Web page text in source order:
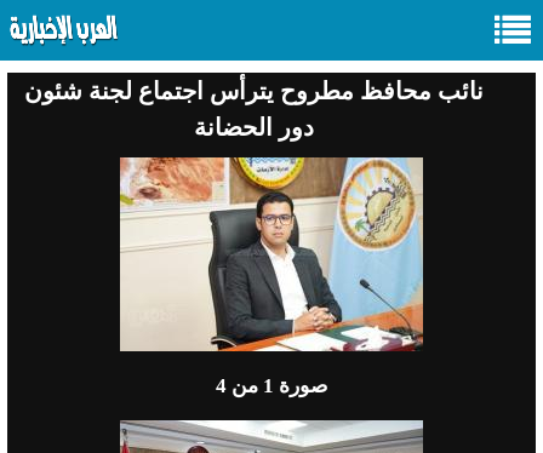
نائب محافظ مطروح يترأس اجتماع لجنة شئون
دور الحضانة
صورة 1 من 4